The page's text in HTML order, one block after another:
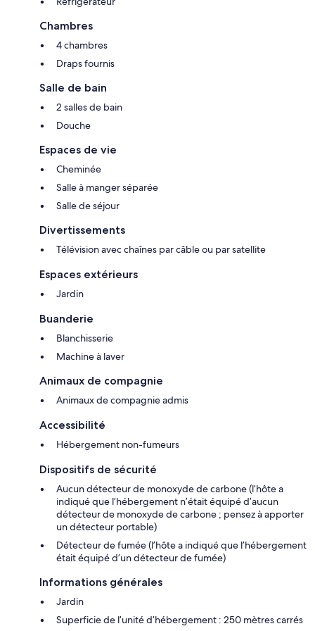
- Draps et serviettes: 10.00 EUR/Par pers. par séjour
- Animaux: 1
Chambres
4 chambres
Draps fournis
Salle de bain
2 salles de bain
Douche
Espaces de vie
Cheminée
Salle à manger séparée
Salle de séjour
Divertissements
Télévision avec chaînes par câble ou par satellite
Espaces extérieurs
Jardin
Buanderie
Blanchisserie
Machine à laver
Animaux de compagnie
Animaux de compagnie admis
Accessibilité
Hébergement non-fumeurs
Dispositifs de sécurité
Aucun détecteur de monoxyde de carbone (l’hôte a
indiqué que l’hébergement n’était équipé d’aucun
détecteur de monoxyde de carbone ; pensez à apporter
un détecteur portable)
Détecteur de fumée (l’hôte a indiqué que l’hébergement
était équipé d’un détecteur de fumée)
Informations générales
Jardin
Superficie de l’unité d’hébergement : 250 mètres carrés